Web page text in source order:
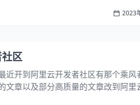
，无论是安慰还是欢乐，这也是最...
2023
区
近开到阿里云开发者社区有那个乘风
文章以及部分高质量的文章改到阿里